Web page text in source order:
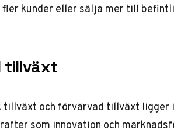
kunder eller sälja mer till
tillväxt
tillväxt och förvärvad tillväxt ligger
som innovation och